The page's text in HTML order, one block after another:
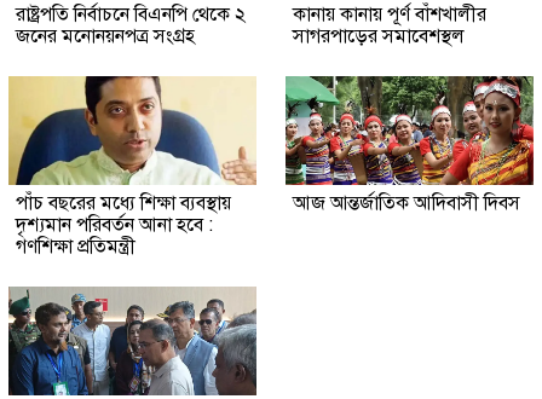
রাষ্ট্রপতি নির্বাচনে বিএনপি থেকে ২
জনের মনোনয়নপত্র সংগ্রহ
কানায় কানায় পূর্ণ বাঁশখালীর
সাগরপাড়ের সমাবেশস্থল
পাঁচ বছরের মধ্যে শিক্ষা ব্যবস্থায়
দৃশ্যমান পরিবর্তন আনা হবে :
গণশিক্ষা প্রতিমন্ত্রী
আজ আন্তর্জাতিক আদিবাসী দিবস